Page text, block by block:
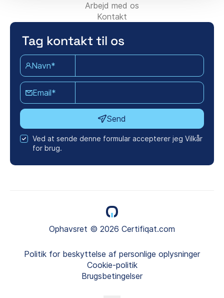
Arbejd med os
Kontakt
Tag kontakt til os
Navn*
Email*
Send
Ved at sende denne formular accepterer jeg Vilkår
for brug.
Ophavsret © 2026 Certifiqat.com
Politik for beskyttelse af personlige oplysninger
Cookie-politik
Brugsbetingelser